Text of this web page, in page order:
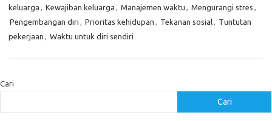
keluarga , Kewajiban keluarga , Manajemen waktu , Mengurangi stres ,
Pengembangan diri , Prioritas kehidupan , Tekanan sosial, Tuntutan
pekerjaan , Waktu untuk diri sendiri
Cari
Cari